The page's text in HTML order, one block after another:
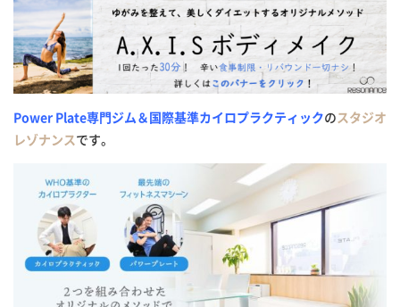
Power Plate専門ジム＆国際基準カイロプラクティックのスタジオ
レゾナンスです。